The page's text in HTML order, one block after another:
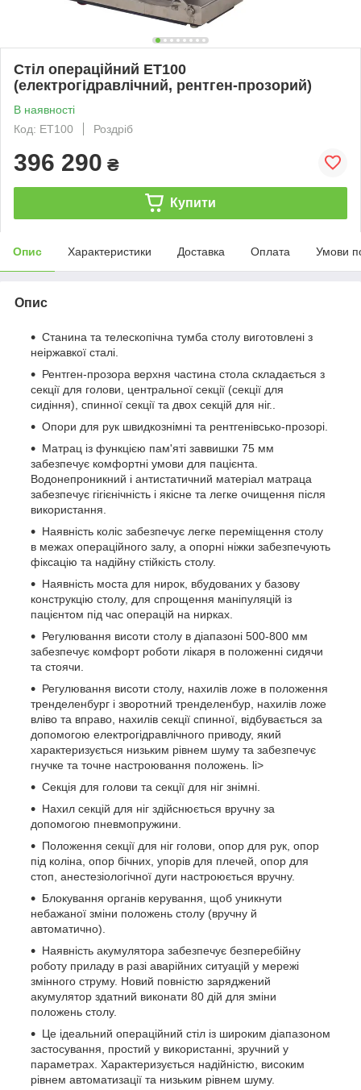
Стіл операційний ЕТ100
(електрогідравлічний, рентген-прозорий)
В наявності
Код: ЕТ100
Роздріб
396 290 ₴
Купити
Опис Характеристики Доставка Оплата Умови
Опис
Станина та телескопічна тумба столу виготовлені з
неіржавкої сталі.
Рентген-прозора верхня частина стола складається з
секції для голови, центральної секції (секції для
сидіння), спинної секції та двох секцій для ніг..
Опори для рук швидкознімні та рентгенівсько-прозорі.
Матрац із функцією пам'яті заввишки 75 мм
забезпечує комфортні умови для пацієнта.
Водонепроникний і антистатичний матеріал матраца
забезпечує гігієнічність і якісне та легке очищення після
використання.
Наявність коліс забезпечує легке переміщення столу
в межах операційного залу, а опорні ніжки забезпечують
фіксацію та надійну стійкість столу.
Наявність моста для нирок, вбудованих у базову
конструкцію столу, для спрощення маніпуляцій із
пацієнтом під час операцій на нирках.
Регулювання висоти столу в діапазоні 500-800 мм
забезпечує комфорт роботи лікаря в положенні сидячи
та стоячи.
Регулювання висоти столу, нахилів ложе в положення
тренделенбург і зворотний тренделенбур, нахилів ложе
вліво та вправо, нахилів секції спинної, відбувається за
допомогою електрогідравлічного приводу, який
характеризується низьким рівнем шуму та забезпечує
гнучке та точне настроювання положень. li>
Секція для голови та секції для ніг знімні.
Нахил секцій для ніг здійснюється вручну за
допомогою пневмопружини.
Положення секції для ніг голови, опор для рук, опор
під коліна, опор бічних, упорів для плечей, опор для
стоп, анестезіологічної дуги настроюється вручну.
Блокування органів керування, щоб уникнути
небажаної зміни положень столу (вручну й
автоматично).
Наявність акумулятора забезпечує безперебійну
роботу приладу в разі аварійних ситуацій у мережі
змінного струму. Новий повністю заряджений
акумулятор здатний виконати 80 дій для зміни
положень столу.
Це ідеальний операційний стіл із широким діапазоном
застосування, простий у використанні, зручний у
параметрах. Характеризується надійністю, високим
рівнем автоматизації та низьким рівнем шуму.